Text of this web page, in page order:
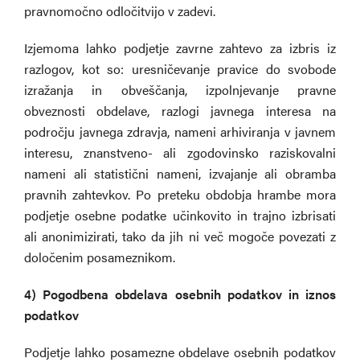
pravnomočno odločitvijo v zadevi.
Izjemoma lahko podjetje zavrne zahtevo za izbris iz
razlogov, kot so: uresničevanje pravice do svobode
izražanja in obveščanja, izpolnjevanje pravne
obveznosti obdelave, razlogi javnega interesa na
področju javnega zdravja, nameni arhiviranja v javnem
interesu, znanstveno- ali zgodovinsko raziskovalni
nameni ali statistični nameni, izvajanje ali obramba
pravnih zahtevkov. Po preteku obdobja hrambe mora
podjetje osebne podatke učinkovito in trajno izbrisati
ali anonimizirati, tako da jih ni več mogoče povezati z
določenim posameznikom.
4) Pogodbena obdelava osebnih podatkov in iznos
podatkov
Podjetje lahko posamezne obdelave osebnih podatkov